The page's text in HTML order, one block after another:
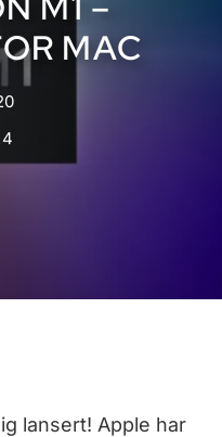
MAC
lansert! Apple har